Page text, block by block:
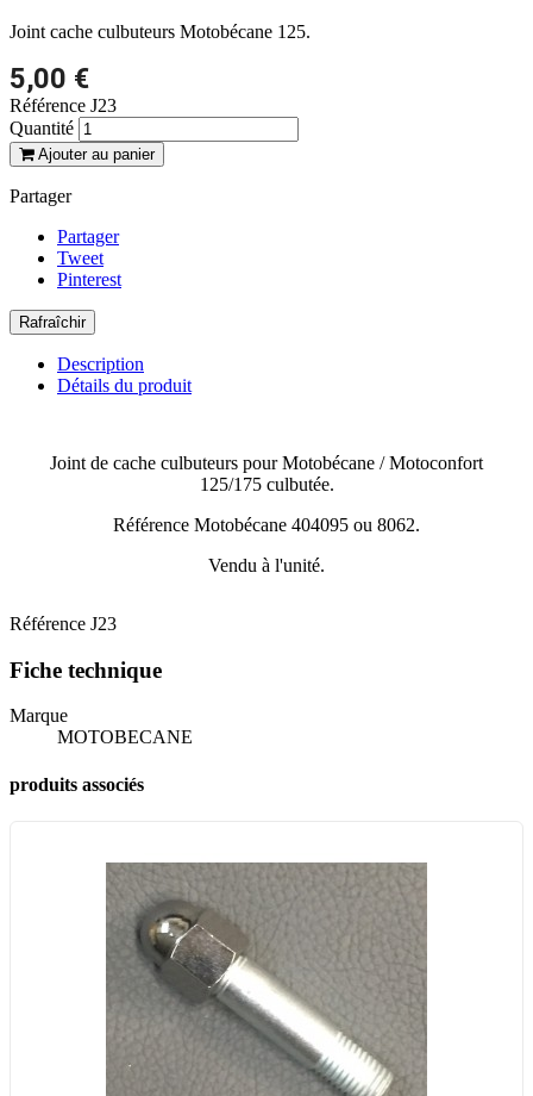
Joint cache culbuteurs Motobécane 125.
5,00 €
Référence J23
Quantité
Ajouter au panier
Partager
Partager
Tweet
Pinterest
Description
Détails du produit
Joint de cache culbuteurs pour Motobécane / Motoconfort
125/175 culbutée.
Référence Motobécane 404095 ou 8062.
Vendu à l'unité.
Référence J23
Fiche technique
Marque
MOTOBECANE
produits associés